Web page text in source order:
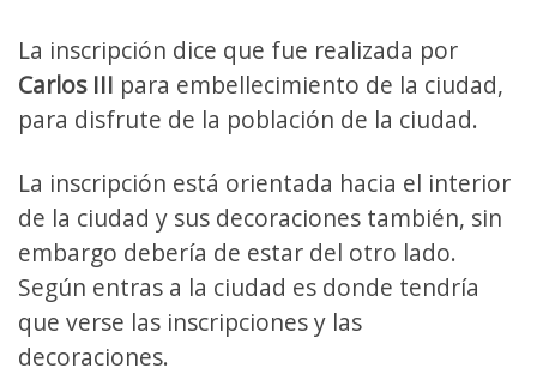
La inscripción dice que fue realizada por
Carlos III para embellecimiento de la ciudad,
para disfrute de la población de la ciudad.
La inscripción está orientada hacia el interior
de la ciudad y sus decoraciones también, sin
embargo debería de estar del otro lado.
Según entras a la ciudad es donde tendría
que verse las inscripciones y las
decoraciones.